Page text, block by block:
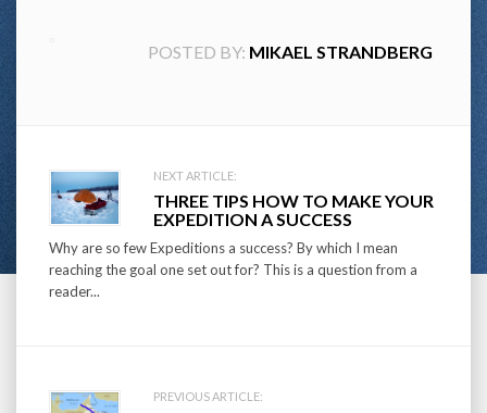
POSTED BY: MIKAEL STRANDBERG
Post
navigation
NEXT ARTICLE:
THREE TIPS HOW TO MAKE YOUR
EXPEDITION A SUCCESS
Why are so few Expeditions a success? By which I mean
reaching the goal one set out for? This is a question from a
reader...
PREVIOUS ARTICLE: